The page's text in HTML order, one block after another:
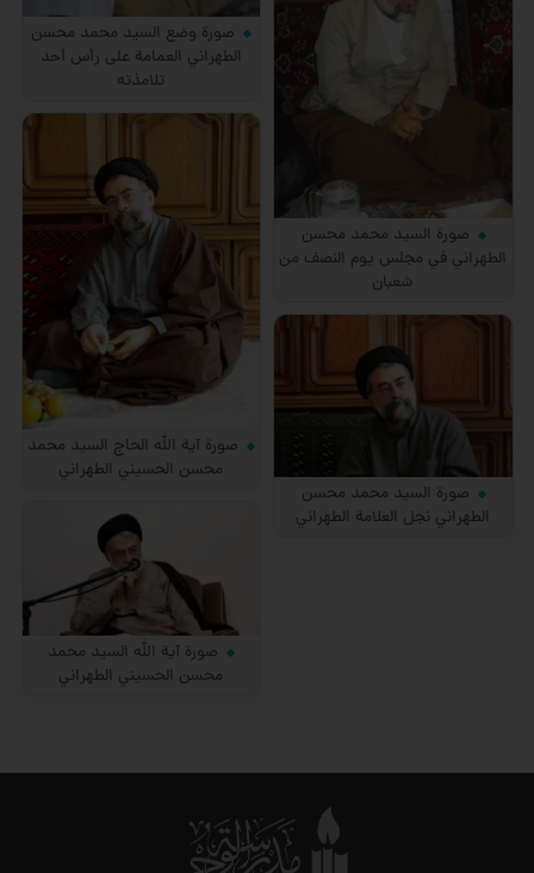
صورة وضع السيد محمد محسن
الطهراني العمامة على رأس أحد
تلامذته
صورة السيد محمد محسن
الطهراني في مجلس يوم النصف من
شعبان
صورة آية الله الحاج السيد محمد
محسن الحسيني الطهراني
صورة السيد محمد محسن
الطهراني نجل العلامة الطهراني
صورة آية الله السيد محمد
محسن الحسيني الطهراني